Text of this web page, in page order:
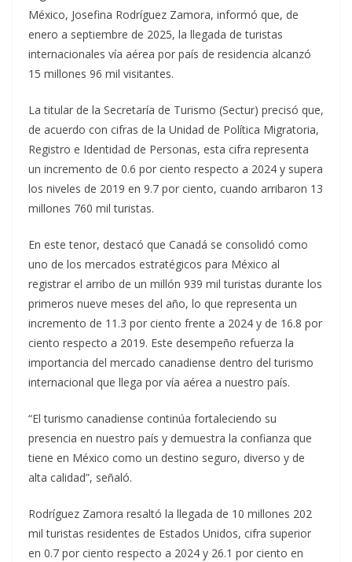
México, Josefina Rodríguez Zamora, informó que, de
enero a septiembre de 2025, la llegada de turistas
internacionales vía aérea por país de residencia alcanzó
15 millones 96 mil visitantes.
La titular de la Secretaría de Turismo (Sectur) precisó que,
de acuerdo con cifras de la Unidad de Política Migratoria,
Registro e Identidad de Personas, esta cifra representa
un incremento de 0.6 por ciento respecto a 2024 y supera
los niveles de 2019 en 9.7 por ciento, cuando arribaron 13
millones 760 mil turistas.
En este tenor, destacó que Canadá se consolidó como
uno de los mercados estratégicos para México al
registrar el arribo de un millón 939 mil turistas durante los
primeros nueve meses del año, lo que representa un
incremento de 11.3 por ciento frente a 2024 y de 16.8 por
ciento respecto a 2019. Este desempeño refuerza la
importancia del mercado canadiense dentro del turismo
internacional que llega por vía aérea a nuestro país.
“El turismo canadiense continúa fortaleciendo su
presencia en nuestro país y demuestra la confianza que
tiene en México como un destino seguro, diverso y de
alta calidad”, señaló.
Rodríguez Zamora resaltó la llegada de 10 millones 202
mil turistas residentes de Estados Unidos, cifra superior
en 0.7 por ciento respecto a 2024 y 26.1 por ciento en